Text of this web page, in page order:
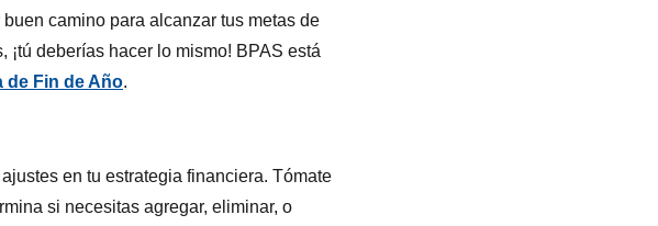
camino para alcanzar tus metas de
deberías hacer lo mismo! BPAS está
de Fin de Año.
en tu estrategia financiera. Tómate
si necesitas agregar, eliminar, o